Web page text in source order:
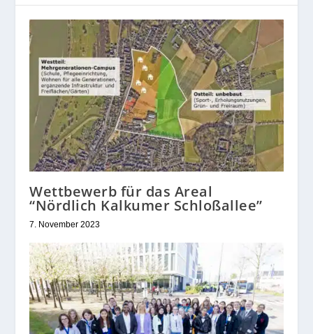
Wettbewerb für das Areal
“Nördlich Kalkumer Schloßallee”
7. November 2023